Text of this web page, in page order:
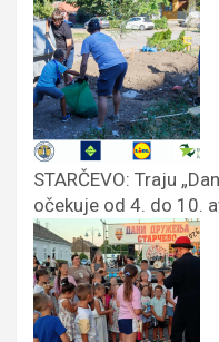
STARČEVO: Traju
očekuje od 4. do 10.